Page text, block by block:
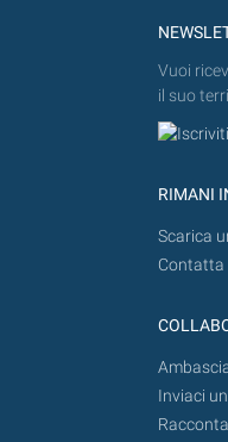
Vuoi
il suo
RIMANI
Scarica
Contatta
Inviaci